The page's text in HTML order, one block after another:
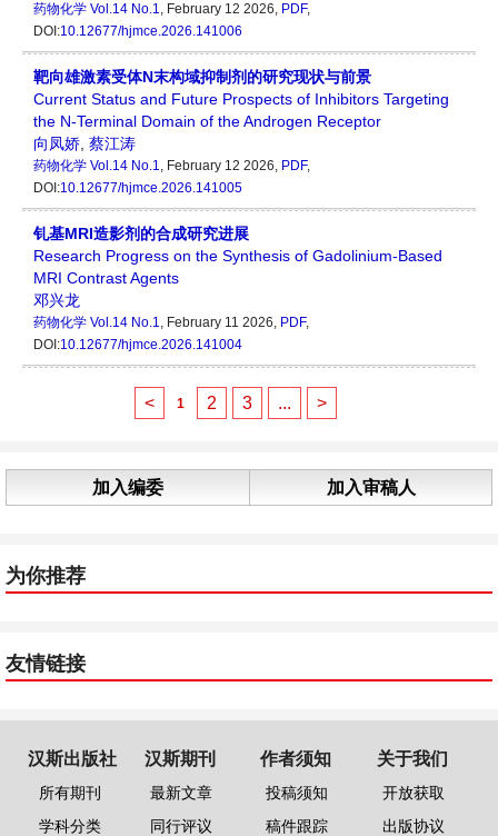
药物化学 Vol.14 No.1, February 12 2026, PDF,
DOI:10.12677/hjmce.2026.141006
靶向雄激素受体N末构域抑制剂的研究现状与前景
Current Status and Future Prospects of Inhibitors Targeting
the N-Terminal Domain of the Androgen Receptor
向凤娇 蔡江涛
药物化学 Vol.14 No.1, February 12 2026, PDF,
DOI:10.12677/hjmce.2026.141005
钆基MRI造影剂的合成研究进展
Research Progress on the Synthesis of Gadolinium-Based
MRI Contrast Agents
邓兴龙
药物化学 Vol.14 No.1, February 11 2026, PDF,
DOI:10.12677/hjmce.2026.141004
< 1 2 3 ... >
加入编委 加入审稿人
为你推荐
友情链接
汉斯出版社
所有期刊
学科分类
汉斯期刊
最新文章
同行评议
作者须知
投稿须知
稿件跟踪
关于我们
开放获取
出版协议